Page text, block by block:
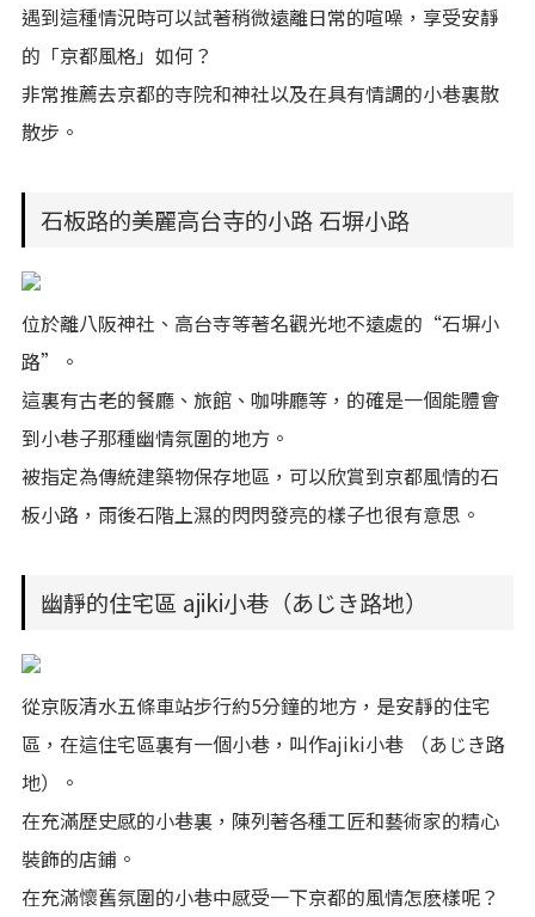
遇到這種情況時可以試著稍微遠離日常的喧噪，享受安靜
的「京都風格」如何？
非常推薦去京都的寺院和神社以及在具有情調的小巷裏散
散步。
石板路的美麗高台寺的小路 石塀小路
位於離八阪神社、高台寺等著名觀光地不遠處的“石塀小
路”。
這裏有古老的餐廳、旅館、咖啡廳等，的確是一個能體會
到小巷子那種幽情氛圍的地方。
被指定為傳統建築物保存地區，可以欣賞到京都風情的石
板小路，雨後石階上濕的閃閃發亮的樣子也很有意思。
幽靜的住宅區 ajiki小巷（あじき路地）
從京阪清水五條車站步行約5分鐘的地方，是安靜的住宅
區，在這住宅區裏有一個小巷，叫作ajiki小巷 （あじき路
地）。
在充滿歷史感的小巷裏，陳列著各種工匠和藝術家的精心
裝飾的店鋪。
在充滿懷舊氛圍的小巷中感受一下京都的風情怎麽樣呢？